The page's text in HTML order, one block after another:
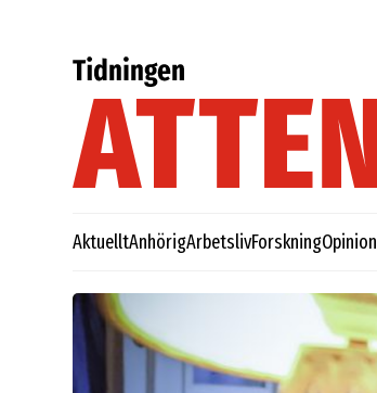
AktuelltAnhörigArbetslivForskningOpinion